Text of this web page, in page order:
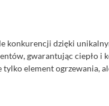
konkurencji dzięki
gwarantując ciepło i
element ogrzewania,